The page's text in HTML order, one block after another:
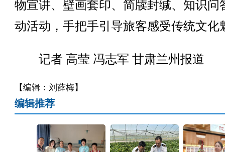
物宣讲、壁画套印、简牍封缄、知识问
动活动，手把手引导旅客感受传统文化
记者 高莹 冯志军 甘肃兰州报道
【编辑：刘薛梅】
编辑推荐